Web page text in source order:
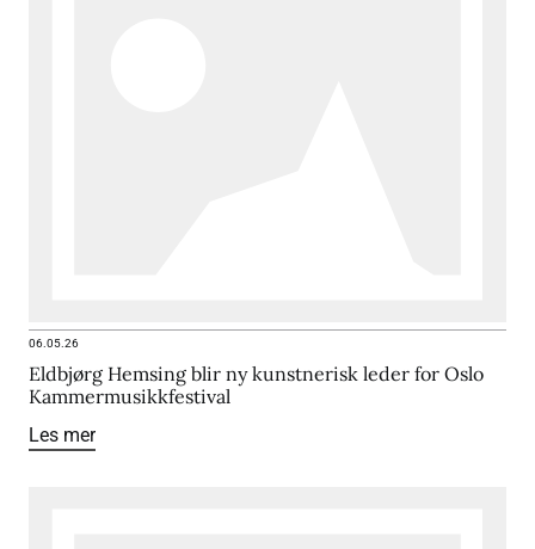
06.05.26
Eldbjørg Hemsing blir ny kunstnerisk leder for Oslo
Kammermusikkfestival
Les mer